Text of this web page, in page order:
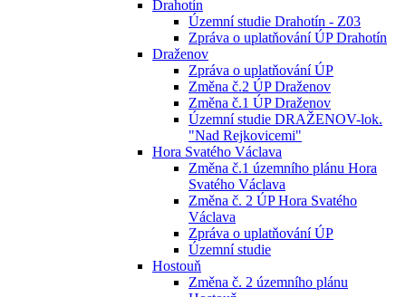
Drahotín
Územní studie Drahotín - Z03
Zpráva o uplatňování ÚP Drahotín
Draženov
Zpráva o uplatňování ÚP
Změna č.2 ÚP Draženov
Změna č.1 ÚP Draženov
Územní studie DRAŽENOV-lok.
"Nad Rejkovicemi"
Hora Svatého Václava
Změna č.1 územního plánu Hora
Svatého Václava
Změna č. 2 ÚP Hora Svatého
Václava
Zpráva o uplatňování ÚP
Územní studie
Hostouň
Změna č. 2 územního plánu